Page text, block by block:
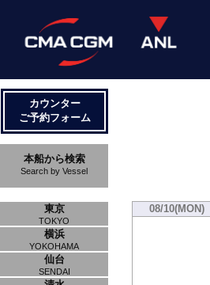
カウンター
ご予約フォーム
本船から検索
Search by Vessel
東京
TOKYO
横浜
YOKOHAMA
仙台
SENDAI
08/10(MON)